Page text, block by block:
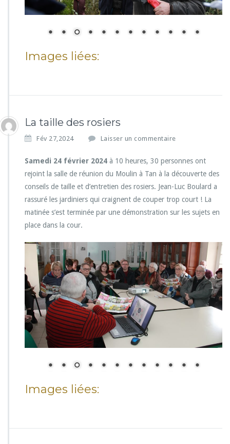
Images liées:
La taille des rosiers
Fév 27,2024 Laisser un commentaire
Samedi 24 février 2024 à 10 heures, 30 personnes ont
rejoint la salle de réunion du Moulin à Tan à la découverte des
conseils de taille et d’entretien des rosiers. Jean-Luc Boulard a
rassuré les jardiniers qui craignent de couper trop court ! La
matinée s’est terminée par une démonstration sur les sujets en
place dans la cour.
Images liées: